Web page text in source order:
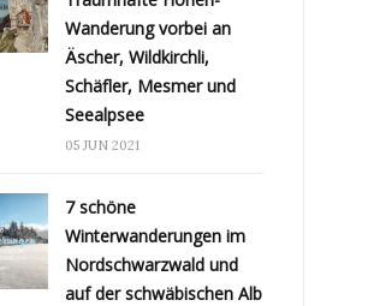
Wanderung vorbei an
Äscher, Wildkirchli,
Schäfler, Mesmer und
Seealpsee
05 JUN 2021
7 schöne
Winterwanderungen im
Nordschwarzwald und
auf der schwäbischen Alb